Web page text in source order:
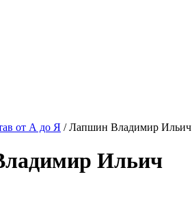
от А до Я /Лапшин Владимир Ильич
Ильич